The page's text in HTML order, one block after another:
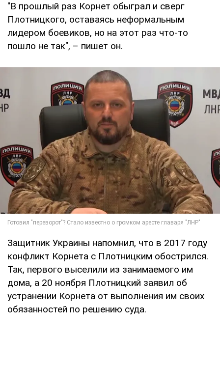
"В прошлый раз Корнет обыграл и сверг
Плотницкого, оставаясь неформальным
лидером боевиков, но на этот раз что-то
пошло не так", – пишет он.
Защитник Украины напомнил, что в 2017 году
конфликт Корнета с Плотницким обострился.
Так, первого выселили из занимаемого им
дома, а 20 ноября Плотницкий заявил об
устранении Корнета от выполнения им своих
обязанностей по решению суда.